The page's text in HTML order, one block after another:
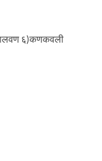
६)कणकवली